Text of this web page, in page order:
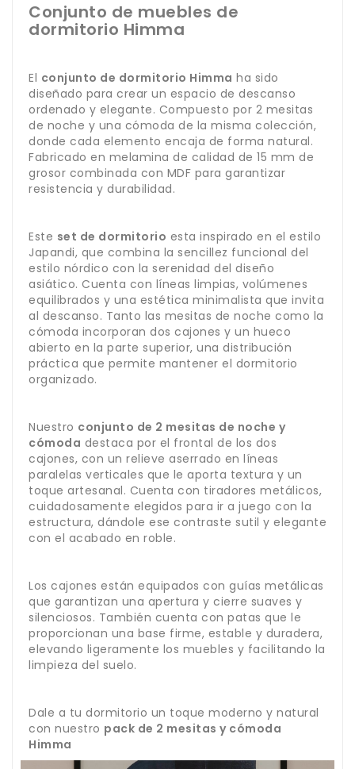
Conjunto de muebles de
dormitorio Himma
El conjunto de dormitorio Himma ha sido
diseñado para crear un espacio de descanso
ordenado y elegante. Compuesto por 2 mesitas
de noche y una cómoda de la misma colección,
donde cada elemento encaja de forma natural.
Fabricado en melamina de calidad de 15 mm de
grosor combinada con MDF para garantizar
resistencia y durabilidad.
Este set de dormitorio esta inspirado en el estilo
Japandi, que combina la sencillez funcional del
estilo nórdico con la serenidad del diseño
asiático. Cuenta con líneas limpias, volúmenes
equilibrados y una estética minimalista que invita
al descanso. Tanto las mesitas de noche como la
cómoda incorporan dos cajones y un hueco
abierto en la parte superior, una distribución
práctica que permite mantener el dormitorio
organizado.
Nuestro conjunto de 2 mesitas de noche y
cómoda destaca por el frontal de los dos
cajones, con un relieve aserrado en líneas
paralelas verticales que le aporta textura y un
toque artesanal. Cuenta con tiradores metálicos,
cuidadosamente elegidos para ir a juego con la
estructura, dándole ese contraste sutil y elegante
con el acabado en roble.
Los cajones están equipados con guías metálicas
que garantizan una apertura y cierre suaves y
silenciosos. También cuenta con patas que le
proporcionan una base firme, estable y duradera,
elevando ligeramente los muebles y facilitando la
limpieza del suelo.
Dale a tu dormitorio un toque moderno y natural
con nuestro pack de 2 mesitas y cómoda
Himma